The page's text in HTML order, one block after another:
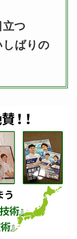
つ
しばりの